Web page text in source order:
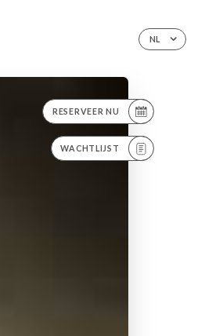
NL
RESERVEER NU
WACHTLIJST